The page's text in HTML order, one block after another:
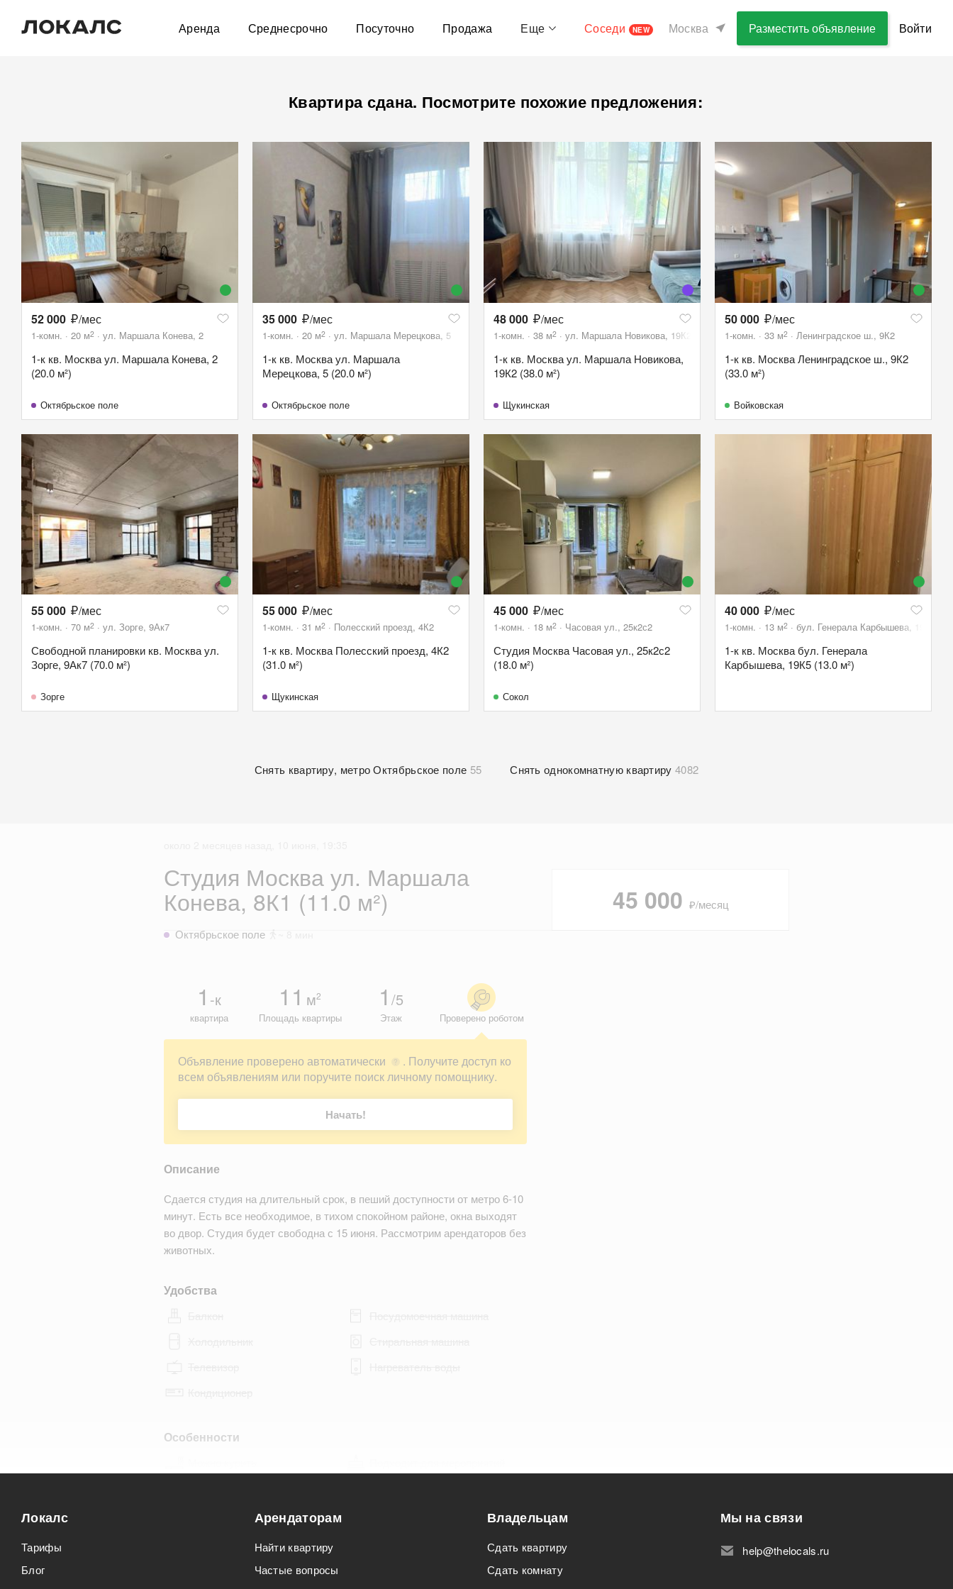
Аренда Среднесрочно Посуточно Продажа Еще Соседи NEW Москва Разместить объявление Войти
Квартира сдана. Посмотрите похожие предложения:
52 000 /мес
1-комн. 20 м2 ул. Маршала Конева, 2
1-к кв. Москва ул. Маршала Конева, 2
(20.0 м²)
Октябрьское поле
35 000 /мес
1-комн. 20 м2 ул. Маршала Мерецкова, 5
1-к кв. Москва ул. Маршала
Мерецкова, 5 (20.0 м²)
Октябрьское поле
48 000 /мес
1-комн. 38 м2 ул. Маршала Новикова, 19К2
1-к кв. Москва ул. Маршала Новикова,
19К2 (38.0 м²)
Щукинская
50 000 /мес
1-комн. 33 м2 Ленинградское ш., 9К2
1-к кв. Москва Ленинградское ш., 9К2
(33.0 м²)
Войковская
55 000 /мес
1-комн. 70 м2 ул. Зорге, 9Ак7
Свободной планировки кв. Москва ул.
Зорге, 9Ак7 (70.0 м²)
Зорге
55 000 /мес
1-комн. 31 м2 Полесский проезд, 4К2
1-к кв. Москва Полесский проезд, 4К2
(31.0 м²)
Щукинская
45 000 /мес
1-комн. 18 м2 Часовая ул., 25к2с2
Студия Москва Часовая ул., 25к2с2
(18.0 м²)
Сокол
40 000 /мес
1-комн. 13 м2 бул. Генерала Карбышева, 19К5
1-к кв. Москва бул. Генерала
Карбышева, 19К5 (13.0 м²)
Снять квартиру, метро Октябрьское поле 55 Снять однокомнатную квартиру 4082
Студия Москва ул. Маршала
Конева, 8К1 (11.0 м²)
Октябрьское поле
1 -к
квартира
11 м2
Площадь квартиры
1 /5
Этаж Проверено роботом
Объявление проверено автоматически ?
. Получите доступ ко
всем объявлениям или поручите поиск личному помощнику.
Начать!
Описание
Сдается студия на длительный срок, в пеший доступности от метро 6-10
минут. Есть все необходимое, в тихом спокойном районе, окна выходят
во двор. Студия будет свободна с 15 июня. Рассмотрим арендаторов без
животных.
Удобства
Особенности
45 000 ₽/месяц
Локалс
Тарифы
Блог
Арендаторам
Найти квартиру
Частые вопросы
Владельцам
Сдать квартиру
Сдать комнату
Мы на связи
help@thelocals.ru